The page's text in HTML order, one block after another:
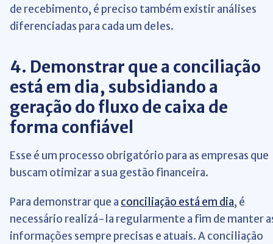
de recebimento, é preciso também existir análises
diferenciadas para cada um deles.
4. Demonstrar que a conciliação
está em dia, subsidiando a
geração do fluxo de caixa de
forma confiável
Esse é um processo obrigatório para as empresas que
buscam otimizar a sua gestão financeira.
Para demonstrar que a conciliação está em dia, é
necessário realizá-la regularmente a fim de manter
informações sempre precisas e atuais. A conciliação